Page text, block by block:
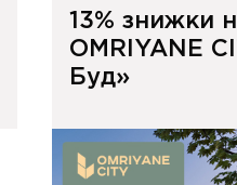
13% знижки
OMRIYANE
Буд»